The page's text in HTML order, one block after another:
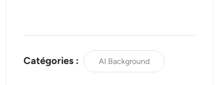
Catégories : AI Background